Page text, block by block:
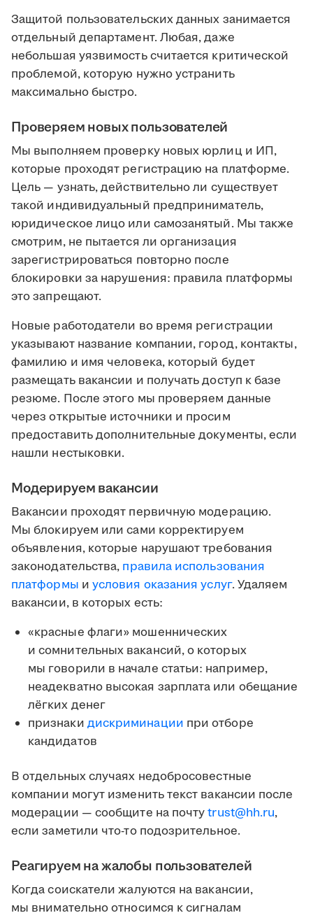
Защитой пользовательских данных занимается
отдельный департамент. Любая, даже
небольшая уязвимость считается критической
проблемой, которую нужно устранить
максимально быстро.
Проверяем новых пользователей
Мы выполняем проверку новых юрлиц и ИП,
которые проходят регистрацию на платформе.
Цель — узнать, действительно ли существует
такой индивидуальный предприниматель,
юридическое лицо или самозанятый. Мы также
смотрим, не пытается ли организация
зарегистрироваться повторно после
блокировки за нарушения: правила платформы
это запрещают.
Новые работодатели во время регистрации
указывают название компании, город, контакты,
фамилию и имя человека, который будет
размещать вакансии и получать доступ к базе
резюме. После этого мы проверяем данные
через открытые источники и просим
предоставить дополнительные документы, если
нашли нестыковки.
Модерируем вакансии
Вакансии проходят первичную модерацию.
Мы блокируем или сами корректируем
объявления, которые нарушают требования
законодательства, правила использования
платформы и условия оказания услуг. Удаляем
вакансии, в которых есть:
«красные флаги» мошеннических
и сомнительных вакансий, о которых
мы говорили в начале статьи: например,
неадекватно высокая зарплата или обещание
лёгких денег
признаки дискриминации при отборе
кандидатов
В отдельных случаях недобросовестные
компании могут изменить текст вакансии после
модерации — сообщите на почтуtrust@hh.ru,
если заметили что-то подозрительное.
Реагируем на жалобы пользователей
Когда соискатели жалуются на вакансии,
мы внимательно относимся к сигналам